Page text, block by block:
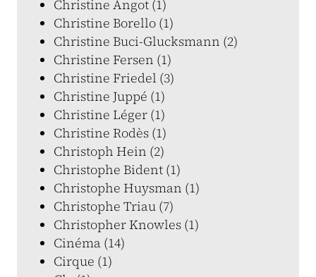
Christine Angot (1)
Christine Borello (1)
Christine Buci-Glucksmann (2)
Christine Fersen (1)
Christine Friedel (3)
Christine Juppé (1)
Christine Léger (1)
Christine Rodès (1)
Christoph Hein (2)
Christophe Bident (1)
Christophe Huysman (1)
Christophe Triau (7)
Christopher Knowles (1)
Cinéma (14)
Cirque (1)